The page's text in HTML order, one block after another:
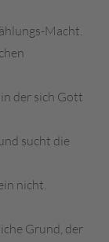
Macht.
der sich Gott
sucht die
nicht.
Grund, der